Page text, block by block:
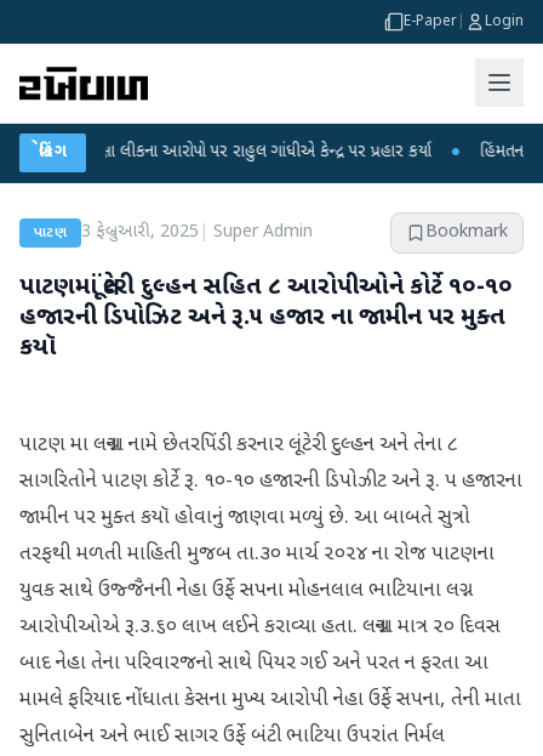
E-Paper Login
બ્રેકિંગ
પરીક્ષા લીકના આરોપો પર રાહુલ ગાંધીએ કેન્દ્ર પર પ્રહાર કર્યા ● હિંમતનગરમાં
પાટણ 3 ફેબ્રુઆરી, 2025 Super Admin Bookmark
પાટણમાં લૂંટેરી દુલ્હન સહિત ૮ આરોપીઓને કોર્ટે ૧૦-૧૦
હજારની ડિપોઝિટ અને રૂ.૫ હજાર ના જામીન પર મુક્ત
કયૉ
પાટણ મા લગ્નના નામે છેતરપિંડી કરનાર લૂંટેરી દુલ્હન અને તેના ૮
સાગરિતોને પાટણ કોર્ટે રૂ. ૧૦-૧૦ હજારની ડિપોઝીટ અને રૂ. ૫ હજારના
જામીન પર મુક્ત કયૉ હોવાનું જાણવા મળ્યું છે. આ બાબતે સુત્રો
તરફથી મળતી માહિતી મુજબ તા.૩૦ માર્ચ ૨૦૨૪ ના રોજ પાટણના
યુવક સાથે ઉજ્જૈનની નેહા ઉર્ફે સપના મોહનલાલ ભાટિયાના લગ્ન
આરોપીઓએ રૂ.૩.૬૦ લાખ લઈને કરાવ્યા હતા. લગ્નના માત્ર ૨૦ દિવસ
બાદ નેહા તેના પરિવારજનો સાથે પિયર ગઈ અને પરત ન ફરતા આ
મામલે ફરિયાદ નોંધાતા કેસના મુખ્ય આરોપી નેહા ઉર્ફે સપના, તેની માતા
સુનિતાબેન અને ભાઈ સાગર ઉર્ફે બંટી ભાટિયા ઉપરાંત નિર્મલ